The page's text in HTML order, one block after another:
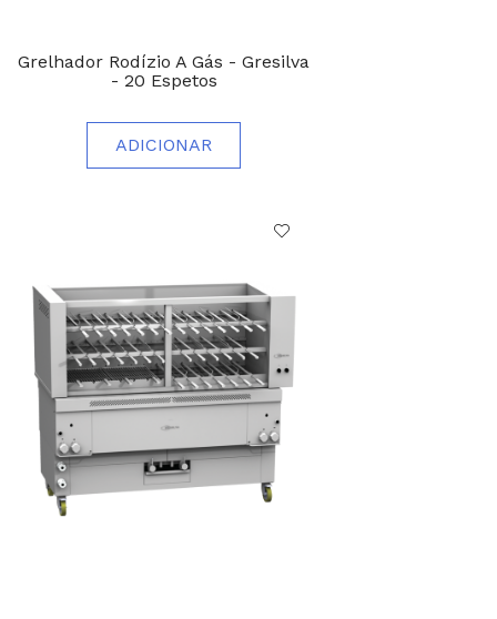
Grelhador Rodízio A Gás - Gresilva
- 20 Espetos
ADICIONAR